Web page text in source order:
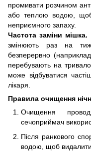
промивати розчином
або теплою водою, щоб
неприємного запаху.
Частота заміни мішка.
змінюють раз на
безперервно
перебувають на
може відбуватися
лікаря.
Правила очищення
Очищення
сечоприймач
Після ранкового
водою, щоб видалити